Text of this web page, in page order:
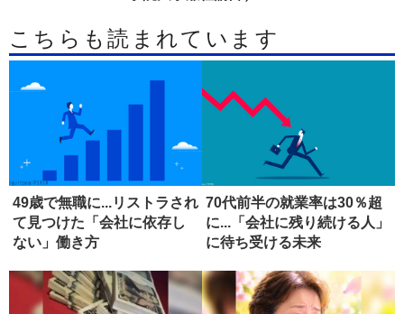
こちらも読まれています
49歳で無職に...リストラされ
て見つけた「会社に依存し
ない」働き方
70代前半の就業率は30％超
に...「会社に残り続ける人」
に待ち受ける未来